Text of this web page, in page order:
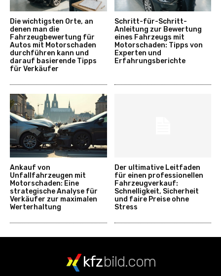
Die wichtigsten Orte, an
denen man die
Fahrzeugbewertung für
Autos mit Motorschaden
durchführen kann und
darauf basierende Tipps
für Verkäufer
Schritt-für-Schritt-
Anleitung zur Bewertung
eines Fahrzeugs mit
Motorschaden: Tipps von
Experten und
Erfahrungsberichte
Ankauf von
Unfallfahrzeugen mit
Motorschaden: Eine
strategische Analyse für
Verkäufer zur maximalen
Werterhaltung
Der ultimative Leitfaden
für einen professionellen
Fahrzeugverkauf:
Schnelligkeit, Sicherheit
und faire Preise ohne
Stress
kfzbild.com